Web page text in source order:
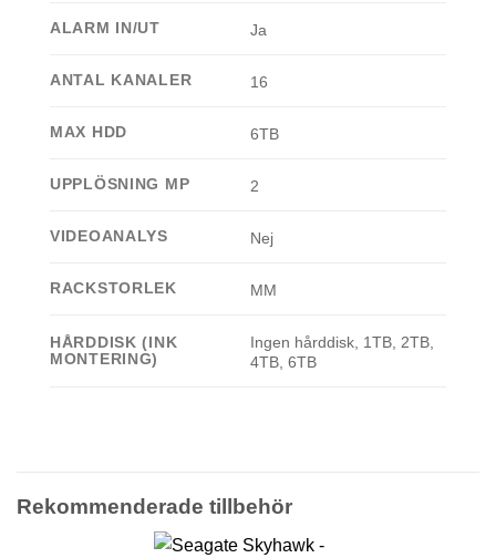
ALARM IN/UT Ja
ANTAL KANALER 16
MAX HDD 6TB
UPPLÖSNING MP 2
VIDEOANALYS Nej
RACKSTORLEK MM
HÅRDDISK (INK
MONTERING)
Ingen hårddisk, 1TB, 2TB,
4TB, 6TB
Rekommenderade tillbehör